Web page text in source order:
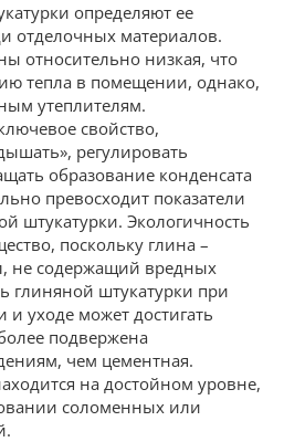
определяют ее
отделочных материалов.
относительно низкая, что
тепла в помещении, однако,
утеплителям.
свойство,
регулировать
образование конденсата
превосходит показатели
штукатурки. Экологичность
поскольку глина –
не содержащий вредных
глиняной штукатурки при
уходе может достигать
подвержена
чем цементная.
на достойном уровне,
соломенных или